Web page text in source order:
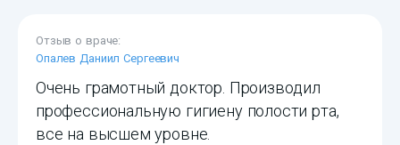
Отзыв о враче:
Опалев Даниил Сергеевич
Очень грамотный доктор. Производил
профессиональную гигиену полости рта,
все на высшем уровне.